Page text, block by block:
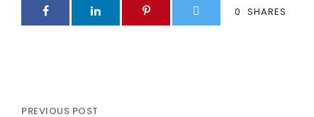
0 SHARES
PREVIOUS POST